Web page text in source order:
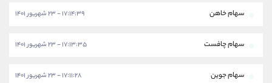
سهام خاهن ۱۷:۱۴:۳۹ - ۲۳ شهریور ۱۴۰۱
سهام چافست ۱۷:۱۳:۳۵ - ۲۳ شهریور ۱۴۰۱
سهام جوین ۱۷:۱۱:۲۸ - ۲۳ شهریور ۱۴۰۱